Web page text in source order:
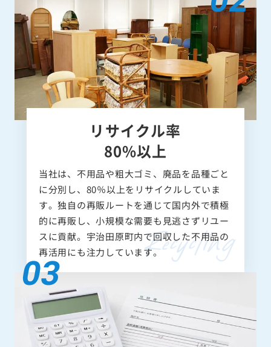
リサイクル率
80%以上
当社は、不用品や粗大ゴミ、廃品を品種ごと
に分別し、80％以上をリサイクルしていま
す。独自の再販ルートを通じて国内外で積極
的に再販し、小規模な需要も見逃さずリユー
スに貢献。宇治田原町内で回収した不用品の
再活用にも注力しています。